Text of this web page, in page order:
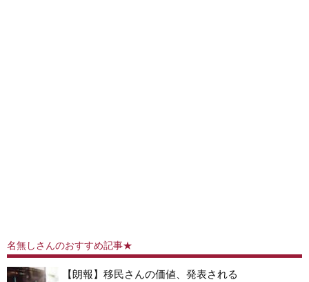
名無しさんのおすすめ記事★
【朗報】移民さんの価値、発表される